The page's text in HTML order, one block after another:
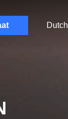
Dutch